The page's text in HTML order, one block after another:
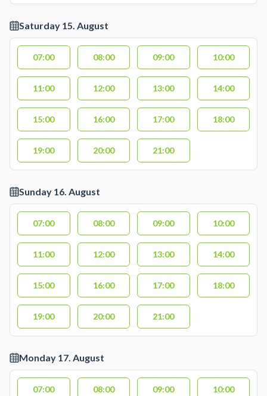
Saturday 15. August
07:00 08:00 09:00 10:00
11:00 12:00 13:00 14:00
15:00 16:00 17:00 18:00
19:00 20:00 21:00
Sunday 16. August
07:00 08:00 09:00 10:00
11:00 12:00 13:00 14:00
15:00 16:00 17:00 18:00
19:00 20:00 21:00
Monday 17. August
07:00 08:00 09:00 10:00